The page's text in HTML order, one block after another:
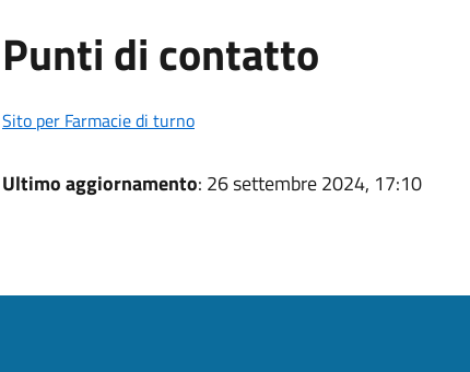
Punti di contatto
Sito per Farmacie di turno
Ultimo aggiornamento: 26 settembre 2024, 17:10